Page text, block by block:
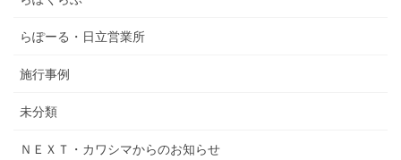
らぽーる・日立営業所
施行事例
未分類
ＮＥＸＴ・カワシマからのお知らせ